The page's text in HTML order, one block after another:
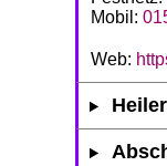
Mobil:
Web: